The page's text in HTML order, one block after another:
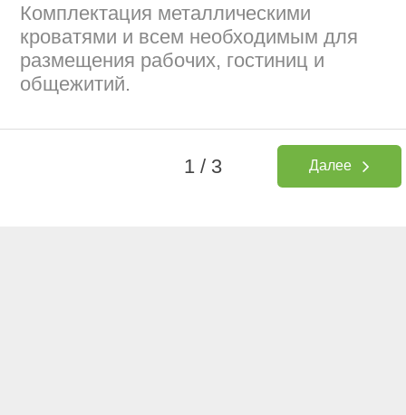
Комплектация металлическими
кроватями и всем необходимым для
размещения рабочих, гостиниц и
общежитий.
1 / 3 Далее